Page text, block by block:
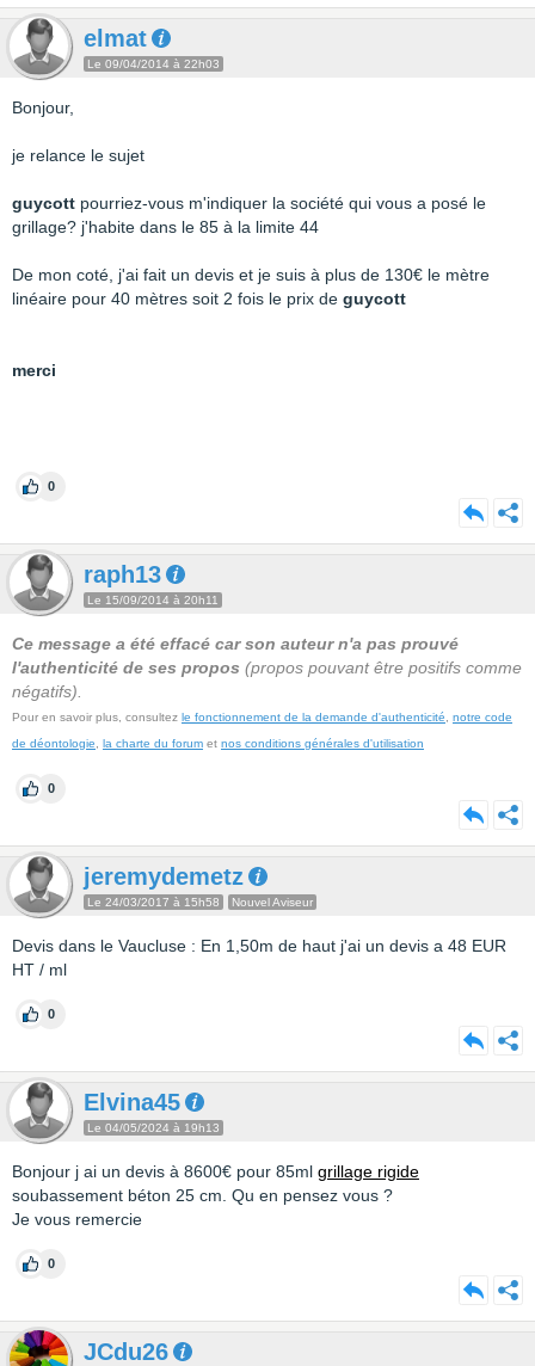
elmat
Le 09/04/2014 à 22h03
Bonjour,
je relance le sujet
guycott pourriez-vous m'indiquer la société qui vous a posé le
grillage? j'habite dans le 85 à la limite 44
De mon coté, j'ai fait un devis et je suis à plus de 130€ le mètre
linéaire pour 40 mètres soit 2 fois le prix de guycott
merci
0
raph13
Le 15/09/2014 à 20h11
Ce message a été effacé car son auteur n'a pas prouvé
l'authenticité de ses propos (propos pouvant être positifs comme
négatifs).
Pour en savoir plus, consultez le fonctionnement de la demande d'authenticité
notre code
de déontologie
la charte du forum et nos conditions générales d'utilisation
0
jeremydemetz
Le 24/03/2017 à 15h58 Nouvel Aviseur
Devis dans le Vaucluse : En 1,50m de haut j'ai un devis a 48 EUR
HT / ml
0
Elvina45
Le 04/05/2024 à 19h13
Bonjour j ai un devis à 8600€ pour 85ml grillage rigide
soubassement béton 25 cm. Qu en pensez vous ?
Je vous remercie
0
JCdu26